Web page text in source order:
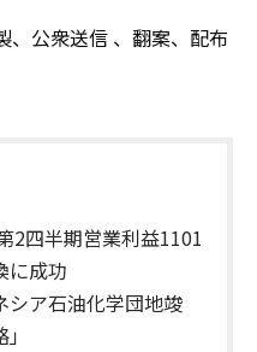
、公衆送信 、翻案、配布
2四半期営業利益1101
に成功
シア石油化学団地竣